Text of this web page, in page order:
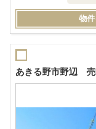
物
あきる野市野辺